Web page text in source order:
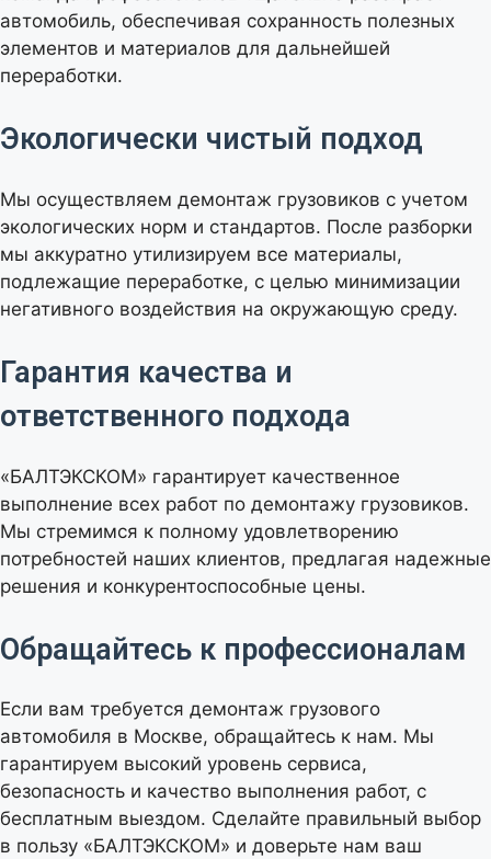
автомобиль, обеспечивая сохранность полезных
элементов и материалов для дальнейшей
переработки.
Экологически чистый подход
Мы осуществляем демонтаж грузовиков с учетом
экологических норм и стандартов. После разборки
мы аккуратно утилизируем все материалы,
подлежащие переработке, с целью минимизации
негативного воздействия на окружающую среду.
Гарантия качества и
ответственного подхода
«БАЛТЭКСКОМ» гарантирует качественное
выполнение всех работ по демонтажу грузовиков.
Мы стремимся к полному удовлетворению
потребностей наших клиентов, предлагая надежные
решения и конкурентоспособные цены.
Обращайтесь к профессионалам
Если вам требуется демонтаж грузового
автомобиля в Москве, обращайтесь к нам. Мы
гарантируем высокий уровень сервиса,
безопасность и качество выполнения работ, с
бесплатным выездом. Сделайте правильный выбор
в пользу «БАЛТЭКСКОМ» и доверьте нам ваш